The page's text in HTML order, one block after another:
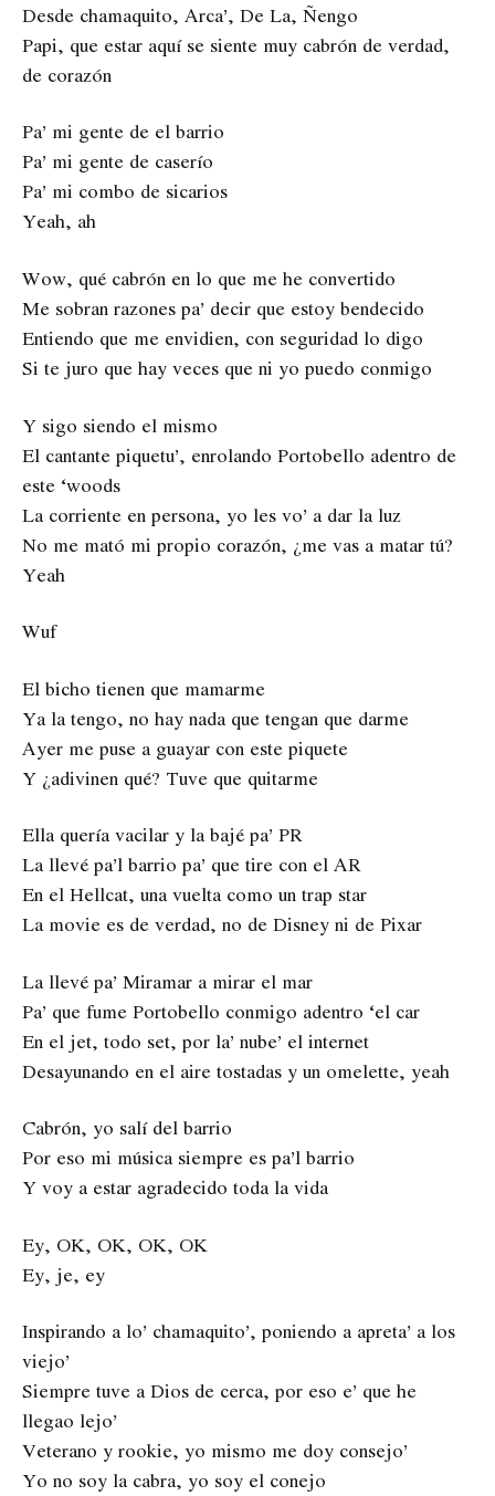
Desde chamaquito, Arca’, De La, Ñengo
Papi, que estar aquí se siente muy cabrón de verdad,
de corazón
Pa’ mi gente de el barrio
Pa’ mi gente de caserío
Pa’ mi combo de sicarios
Yeah, ah
Wow, qué cabrón en lo que me he convertido
Me sobran razones pa’ decir que estoy bendecido
Entiendo que me envidien, con seguridad lo digo
Si te juro que hay veces que ni yo puedo conmigo
Y sigo siendo el mismo
El cantante piquetu’, enrolando Portobello adentro de
este ‘woods
La corriente en persona, yo les vo’ a dar la luz
No me mató mi propio corazón, ¿me vas a matar tú?
Yeah
Wuf
El bicho tienen que mamarme
Ya la tengo, no hay nada que tengan que darme
Ayer me puse a guayar con este piquete
Y ¿adivinen qué? Tuve que quitarme
Ella quería vacilar y la bajé pa’ PR
La llevé pa’l barrio pa’ que tire con el AR
En el Hellcat, una vuelta como un trap star
La movie es de verdad, no de Disney ni de Pixar
La llevé pa’ Miramar a mirar el mar
Pa’ que fume Portobello conmigo adentro ‘el car
En el jet, todo set, por la’ nube’ el internet
Desayunando en el aire tostadas y un omelette, yeah
Cabrón, yo salí del barrio
Por eso mi música siempre es pa’l barrio
Y voy a estar agradecido toda la vida
Ey, OK, OK, OK, OK
Ey, je, ey
Inspirando a lo’ chamaquito’, poniendo a apreta’ a los
viejo’
Siempre tuve a Dios de cerca, por eso e’ que he
llegao lejo’
Veterano y rookie, yo mismo me doy consejo’
Yo no soy la cabra, yo soy el conejo